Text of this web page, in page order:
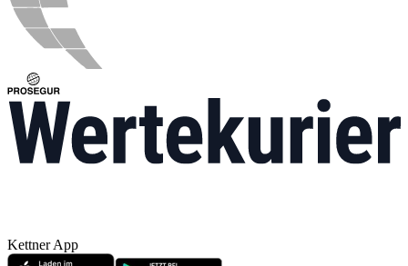
Kettner App